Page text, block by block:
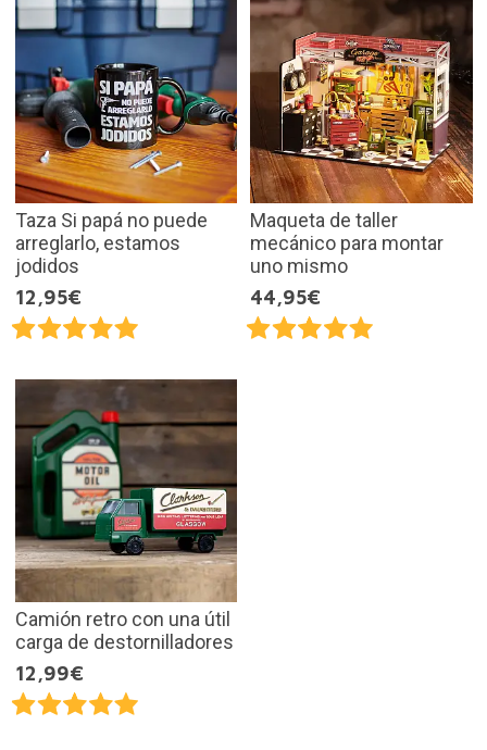
Taza Si papá no puede
arreglarlo, estamos
jodidos
12,95€
Maqueta de taller
mecánico para montar
uno mismo
44,95€
Camión retro con una útil
carga de destornilladores
12,99€